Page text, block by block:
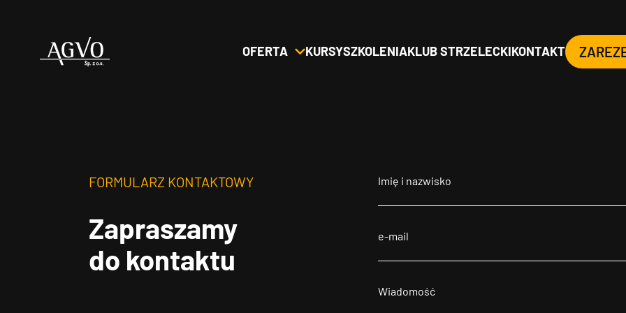
Header
OFERTA KURSYSZKOLENIAKLUB STRZELECKIKONTAKT
FORMULARZ KONTAKTOWY
Zapraszamy
do kontaktu